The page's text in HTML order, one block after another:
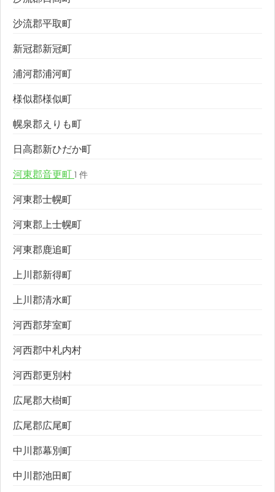
沙流郡平取町
新冠郡新冠町
浦河郡浦河町
様似郡様似町
幌泉郡えりも町
日高郡新ひだか町
河東郡音更町 1 件
河東郡士幌町
河東郡上士幌町
河東郡鹿追町
上川郡新得町
上川郡清水町
河西郡芽室町
河西郡中札内村
河西郡更別村
広尾郡大樹町
広尾郡広尾町
中川郡幕別町
中川郡池田町